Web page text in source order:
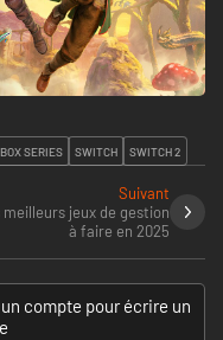
SERIES SWITCH SWITCH 2
Suivant
meilleurs jeux de gestion
à faire en 2025
compte pour écrire un